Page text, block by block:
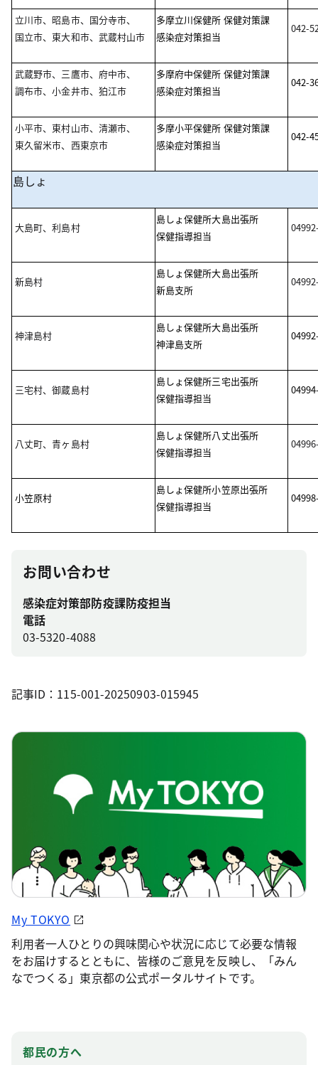
立川市、昭島市、国分寺市、
国立市、東大和市、武蔵村山市
多摩立川保健所 保健対策課
感染症対策担当
042-
武蔵野市、三鷹市、府中市、
調布市、小金井市、狛江市
多摩府中保健所 保健対策課
感染症対策担当
042-
小平市、東村山市、清瀬市、
東久留米市、西東京市
多摩小平保健所 保健対策課
感染症対策担当
042-
島しょ
大島町、利島村
島しょ保健所大島出張所
保健指導担当
新島村
島しょ保健所大島出張所
新島支所
神津島村
島しょ保健所大島出張所
神津島支所
三宅村、御蔵島村
島しょ保健所三宅出張所
保健指導担当
八丈町、青ヶ島村
島しょ保健所八丈出張所
保健指導担当
小笠原村
島しょ保健所小笠原出張所
保健指導担当
お問い合わせ
感染症対策部防疫課防疫担当
電話
03-5320-4088
記事ID：115-001-20250903-015945
My TOKYO
利用者一人ひとりの興味関心や状況に応じて必要な情報
をお届けするとともに、皆様のご意見を反映し、「みん
なでつくる」東京都の公式ポータルサイトです。
都民の方へ